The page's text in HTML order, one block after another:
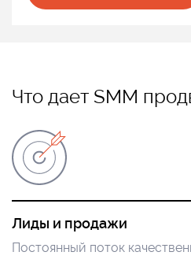
Что дает SMM
Лиды и продажи
Постоянный поток